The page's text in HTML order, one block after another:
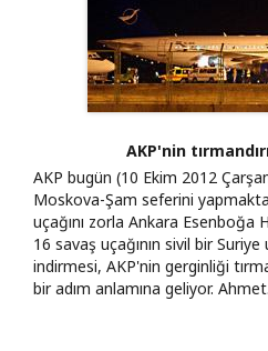
AKP'nin
AKP bugün (10 Ekim 2012
Moskova-Şam seferini
uçağını zorla Ankara Esenboğa
16 savaş uçağının sivil bir Suriye
indirmesi, AKP'nin gerginliği
bir adım anlamına geliyor.